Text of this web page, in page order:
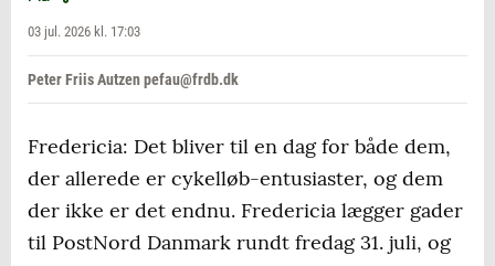
03 jul. 2026 kl. 17:03
Peter Friis Autzen pefau@frdb.dk
Fredericia: Det bliver til en dag for både dem,
der allerede er cykelløb-entusiaster, og dem
der ikke er det endnu. Fredericia lægger gader
til PostNord Danmark rundt fredag 31. juli, og